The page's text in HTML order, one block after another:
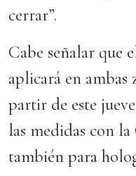
cerrar”.
Cabe señalar que
aplicará en ambas
partir de este
las medidas con
también para